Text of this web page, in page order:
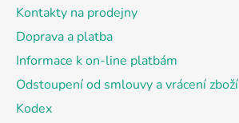
Kontakty na prodejny
Doprava a platba
Informace k on-line platbám
Odstoupení od smlouvy a vrácení zboží
Kodex